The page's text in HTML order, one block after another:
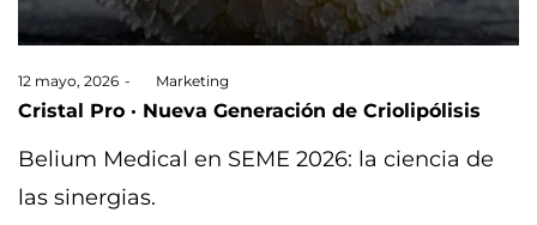
Posted
on
12 mayo, 2026 Marketing
Cristal Pro · Nueva Generación de Criolipólisis
Belium Medical en SEME 2026: la ciencia de
las sinergias.